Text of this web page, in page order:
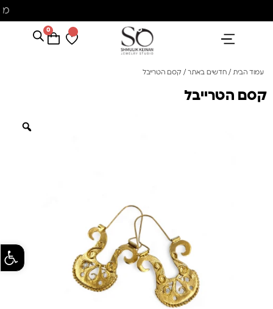
0
עמוד הבית / חדשים באתר / קסם הטרייבל
קסם הטרייבל
פתח